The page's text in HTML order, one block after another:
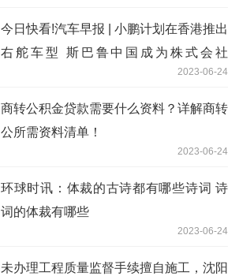
今日快看!汽车早报 | 小鹏计划在香港推出
右舵车型 斯巴鲁中国成为株式会社
2023-06-24
商转公积金贷款需要什么资料？详解商转
公所需资料清单！
2023-06-24
环球时讯：体裁的古诗都有哪些诗词 诗
词的体裁有哪些
2023-06-24
未办理工程质量监督手续擅自施工，沈阳